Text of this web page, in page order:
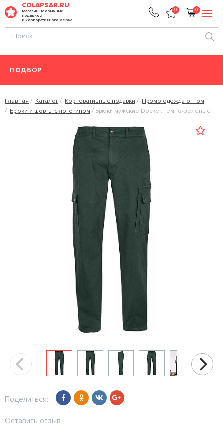
COLAPSAR.RU
Магазин необычных
подарков
и корпоративного мерча
0 0
ПОДБОР
Главная Каталог Корпоративные подарки
Промо одежда оптом
Брюки и шорты с логотипом
Брюки мужские Docker, темно-зеленые
Поделиться:
Оставить отзыв